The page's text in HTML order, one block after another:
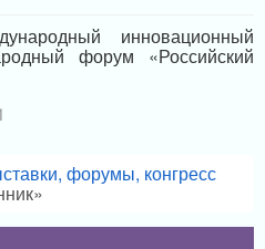
инновационный
форум «Российский
форумы, конгресс